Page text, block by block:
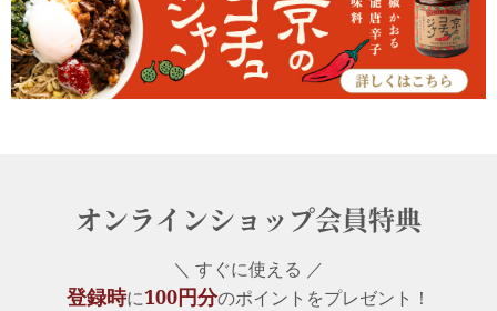
オンラインショップ会員特典
＼ すぐに使える ／
登録時に100円分のポイントをプレゼント！